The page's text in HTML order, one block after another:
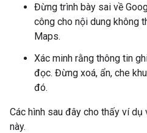
Đừng trình bày sai về
công cho nội dung không
Maps.
Xác minh rằng thông tin
đọc. Đừng xoá, ẩn, che
đó.
Các hình sau đây cho thấy ví dụ
này.